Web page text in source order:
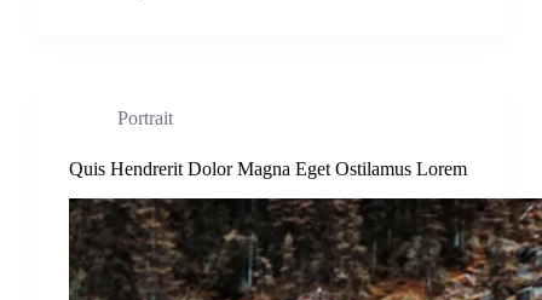
Portrait
Quis Hendrerit Dolor Magna Eget Ostilamus Lorem